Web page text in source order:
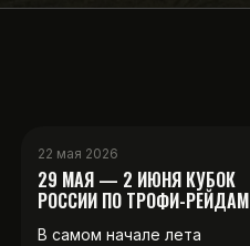
22 мая 2026
29 МАЯ — 2 ИЮНЯ КУБОК
РОССИИ ПО ТРОФИ-РЕЙДАМ
В самом начале лета